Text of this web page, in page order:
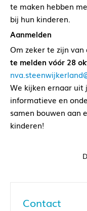
te maken hebben
bij hun kinderen.
Aanmelden
Om zeker te zijn
te melden vóór 28
We kijken ernaar uit
informatieve en
samen bouwen aan
kinderen!
Contact